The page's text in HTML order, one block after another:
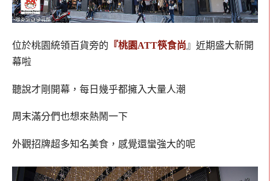
位於桃園統領百貨旁的 『桃園ATT筷食尚 』近期盛大新開
幕啦
聽說才剛開幕，每日幾乎都擁入大量人潮
周末滿分們也想來熱鬧一下
外觀招牌超多知名美食，感覺還蠻強大的呢